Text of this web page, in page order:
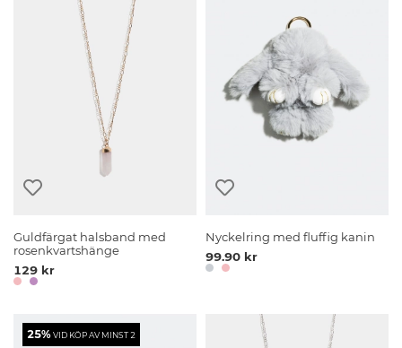
Guldfärgat halsband med
rosenkvartshänge
129 kr
Nyckelring med fluffig kanin
99.90 kr
25%VID KÖP AV MINST 2